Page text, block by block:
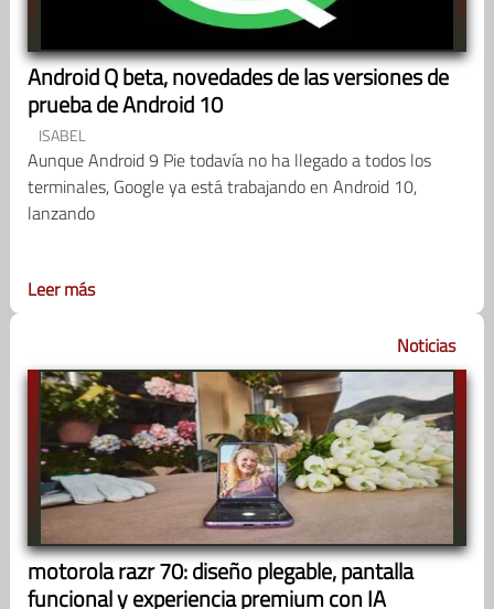
Android Q beta, novedades de las versiones de
prueba de Android 10
ISABEL
Aunque Android 9 Pie todavía no ha llegado a todos los
terminales, Google ya está trabajando en Android 10,
lanzando
Leer más
Noticias
motorola razr 70: diseño plegable, pantalla
funcional y experiencia premium con IA